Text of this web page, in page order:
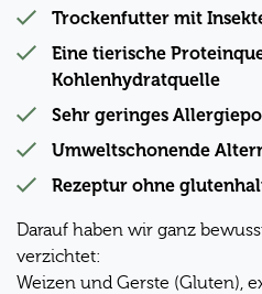
Trockenfutter mit
Eine tierische
Kohlenhydratquelle
Sehr geringes
Umweltschonende
Rezeptur ohne
Darauf haben wir ganz
verzichtet:
Weizen und Gerste (Gluten),